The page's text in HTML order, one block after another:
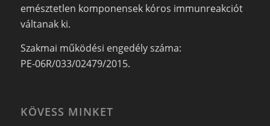
emésztetlen komponensek kóros immunreakciót
váltanak ki.
Szakmai működési engedély száma:
PE-06R/033/02479/2015.
KÖVESS MINKET